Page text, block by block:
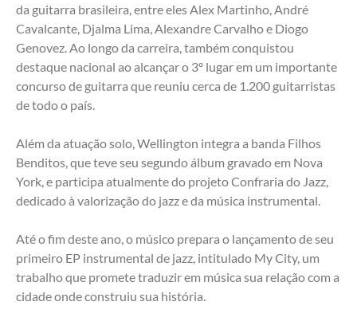
da guitarra brasileira, entre eles Alex Martinho, André
Cavalcante, Djalma Lima, Alexandre Carvalho e Diogo
Genovez. Ao longo da carreira, também conquistou
destaque nacional ao alcançar o 3º lugar em um importante
concurso de guitarra que reuniu cerca de 1.200 guitarristas
de todo o país.
Além da atuação solo, Wellington integra a banda Filhos
Benditos, que teve seu segundo álbum gravado em Nova
York, e participa atualmente do projeto Confraria do Jazz,
dedicado à valorização do jazz e da música instrumental.
Até o fim deste ano, o músico prepara o lançamento de seu
primeiro EP instrumental de jazz, intitulado My City, um
trabalho que promete traduzir em música sua relação com a
cidade onde construiu sua história.